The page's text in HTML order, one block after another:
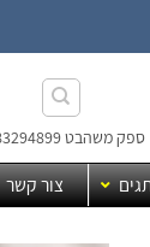
ספק משהבט 83294899 ספק מנהר 40010573
צור קשר